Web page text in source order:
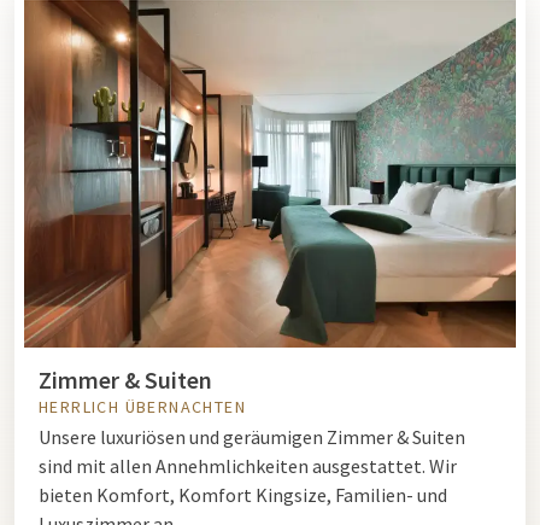
Zimmer & Suiten
HERRLICH ÜBERNACHTEN
Unsere luxuriösen und geräumigen Zimmer & Suiten
sind mit allen Annehmlichkeiten ausgestattet. Wir
bieten Komfort, Komfort Kingsize, Familien- und